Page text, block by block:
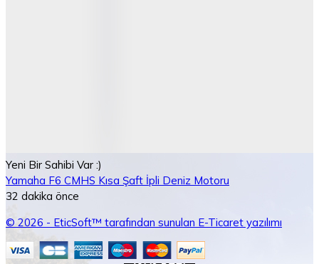
Yeni Bir Sahibi Var :)
Yamaha F6 CMHS Kısa Şaft İpli Deniz Motoru
32 dakika önce
© 2026 - EticSoft™ tarafından sunulan E-Ticaret yazılımı